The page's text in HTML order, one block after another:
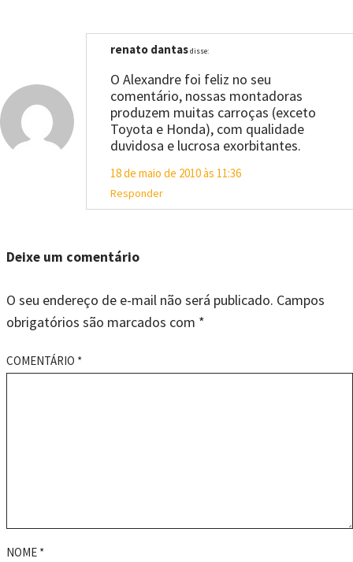
renato dantasdisse:
O Alexandre foi feliz no seu
comentário, nossas montadoras
produzem muitas carroças (exceto
Toyota e Honda), com qualidade
duvidosa e lucrosa exorbitantes.
18 de maio de 2010 às 11:36
Responder
Deixe um comentário
O seu endereço de e-mail não será publicado. Campos
obrigatórios são marcados com *
COMENTÁRIO *
NOME *